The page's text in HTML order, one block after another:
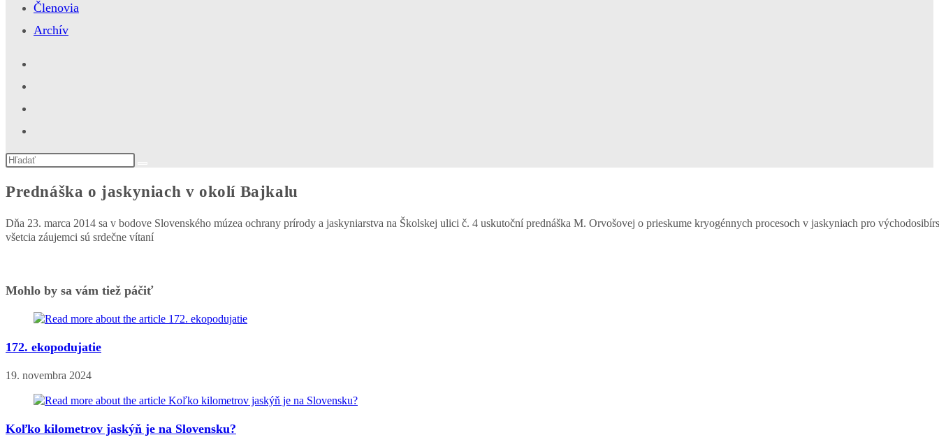
Členovia
Archív
Search
website
Prednáška o jaskyniach v okolí Bajkalu
Dňa 23. marca 2014 sa v bodove Slovenského múzea ochrany prírody a jaskyniarstva na Školskej ulici č. 4 uskutoční prednáška M. Orvošovej o prieskume kryogénnych procesoch v jaskyniach pro
všetcia záujemci sú srdečne vítaní
Mohlo by sa vám tiež páčiť
172. ekopodujatie
19. novembra 2024
Koľko kilometrov jaskýň je na Slovensku?